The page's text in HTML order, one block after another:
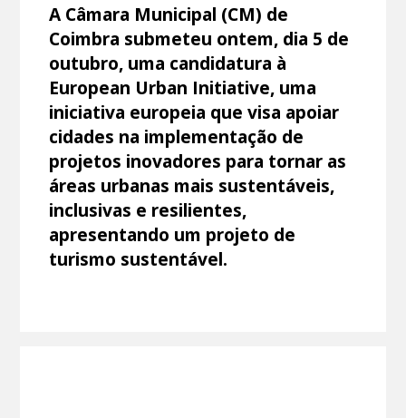
A Câmara Municipal (CM) de
Coimbra submeteu ontem, dia 5 de
outubro, uma candidatura à
European Urban Initiative, uma
iniciativa europeia que visa apoiar
cidades na implementação de
projetos inovadores para tornar as
áreas urbanas mais sustentáveis,
inclusivas e resilientes,
apresentando um projeto de
turismo sustentável.